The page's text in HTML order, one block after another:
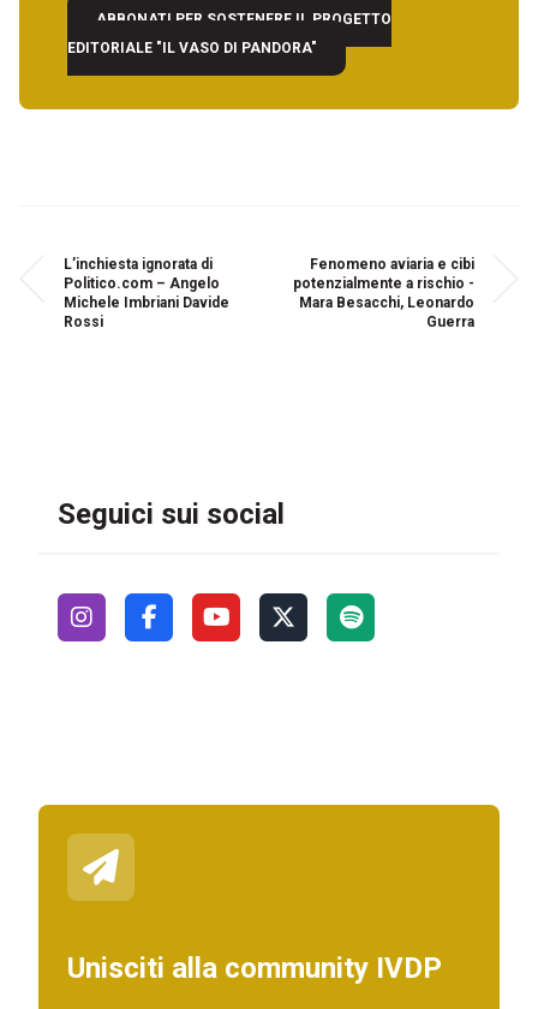
ABBONATI PER SOSTENERE IL PROGETTO
EDITORIALE "IL VASO DI PANDORA"
L’inchiesta ignorata di
Politico.com – Angelo
Michele Imbriani Davide
Rossi
Fenomeno aviaria e cibi
potenzialmente a rischio -
Mara Besacchi, Leonardo
Guerra
Seguici sui social
Unisciti alla community IVDP